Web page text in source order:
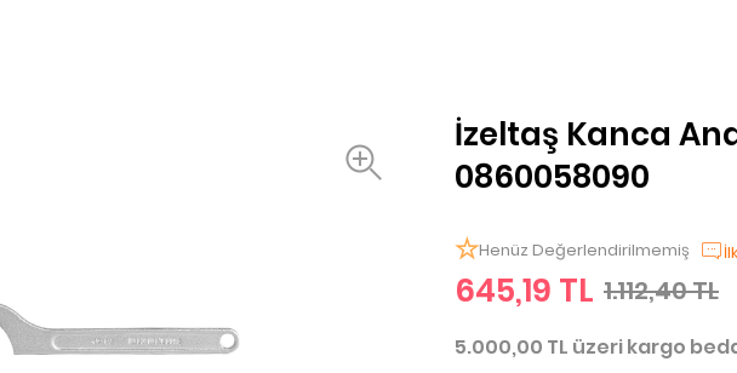
İzeltaş Kanca
0860058090
Henüz Değerlendirilmemiş
645,19 TL 1.112,40 TL
5.000,00 TL üzeri kargo